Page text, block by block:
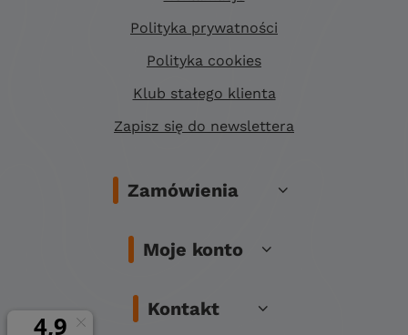
Polityka prywatności
Polityka cookies
Klub stałego klienta
Zapisz się do newslettera
Zamówienia
Moje konto
Kontakt